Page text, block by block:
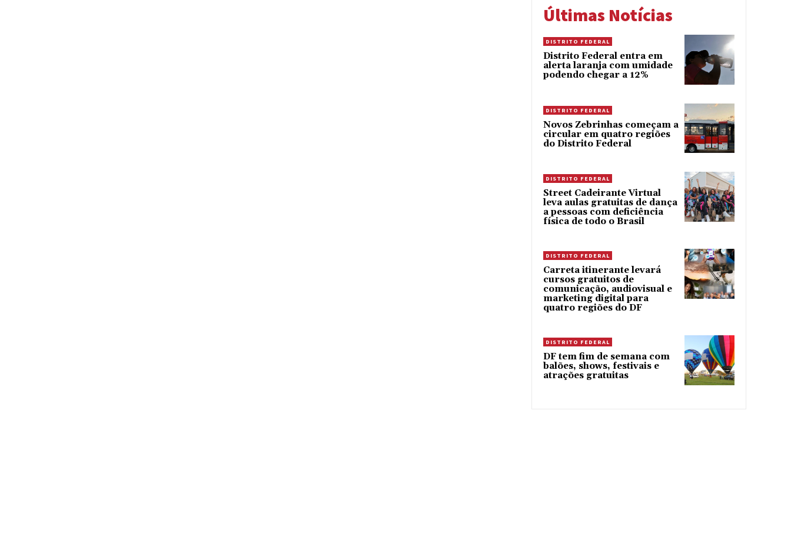
Últimas Notícias
DISTRITO FEDERAL
Distrito Federal entra em
alerta laranja com umidade
podendo chegar a 12%
DISTRITO FEDERAL
Novos Zebrinhas começam a
circular em quatro regiões
do Distrito Federal
DISTRITO FEDERAL
Street Cadeirante Virtual
leva aulas gratuitas de dança
a pessoas com deficiência
física de todo o Brasil
DISTRITO FEDERAL
Carreta itinerante levará
cursos gratuitos de
comunicação, audiovisual e
marketing digital para
quatro regiões do DF
DISTRITO FEDERAL
DF tem fim de semana com
balões, shows, festivais e
atrações gratuitas